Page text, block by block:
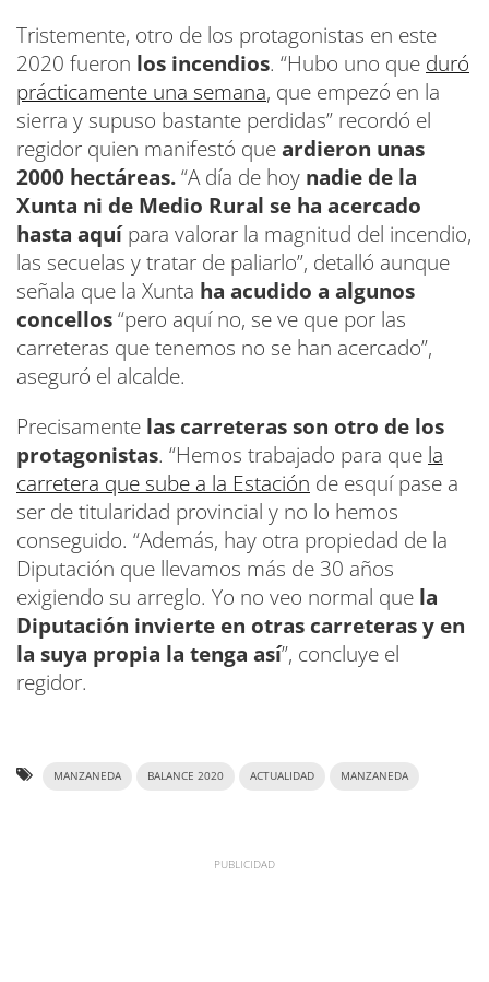
Tristemente, otro de los protagonistas en este
2020 fueron los incendios. “Hubo uno que duró
prácticamente una semana, que empezó en la
sierra y supuso bastante perdidas” recordó el
regidor quien manifestó queardieron unas
2000 hectáreas.“A día de hoy nadie de la
Xunta ni de Medio Rural se ha acercado
hasta aquípara valorar la magnitud del incendio,
las secuelas y tratar de paliarlo”, detalló aunque
señala que la Xunta ha acudido a algunos
concellos“pero aquí no, se ve que por las
carreteras que tenemos no se han acercado”,
aseguró el alcalde.
Precisamente las carreteras son otro de los
protagonistas. “Hemos trabajado para que la
carretera que sube a la Estación de esquí pase a
ser de titularidad provincial y no lo hemos
conseguido. “Además, hay otra propiedad de la
Diputación que llevamos más de 30 años
exigiendo su arreglo. Yo no veo normal que la
Diputación invierte en otras carreteras y en
la suya propia la tenga así”, concluye el
regidor.
MANZANEDA BALANCE 2020 ACTUALIDAD MANZANEDA